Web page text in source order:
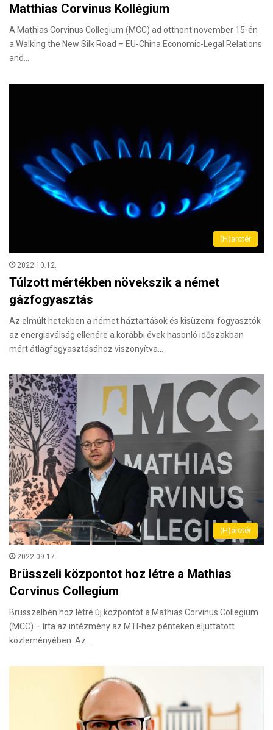
Matthias Corvinus Kollégium
A Mathias Corvinus Collegium (MCC) ad otthont november 15-én
a Walking the New Silk Road – EU-China Economic-Legal Relations
and…
(H)arctér
2022.10.12.
Túlzott mértékben növekszik a német
gázfogyasztás
Az elmúlt hetekben a német háztartások és kisüzemi fogyasztók
az energiaválság ellenére a korábbi évek hasonló időszakban
mért átlagfogyasztásához viszonyítva…
(H)arctér
2022.09.17.
Brüsszeli központot hoz létre a Mathias
Corvinus Collegium
Brüsszelben hoz létre új központot a Mathias Corvinus Collegium
(MCC) – írta az intézmény az MTI-hez pénteken eljuttatott
közleményében. Az…